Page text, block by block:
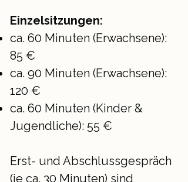
Einzelsitzungen:
ca. 60 Minuten (Erwachsene):
85 €
ca. 90 Minuten (Erwachsene):
120 €
ca. 60 Minuten (Kinder &
Jugendliche): 55 €
Erst- und Abschlussgespräch
(je ca. 30 Minuten) sind